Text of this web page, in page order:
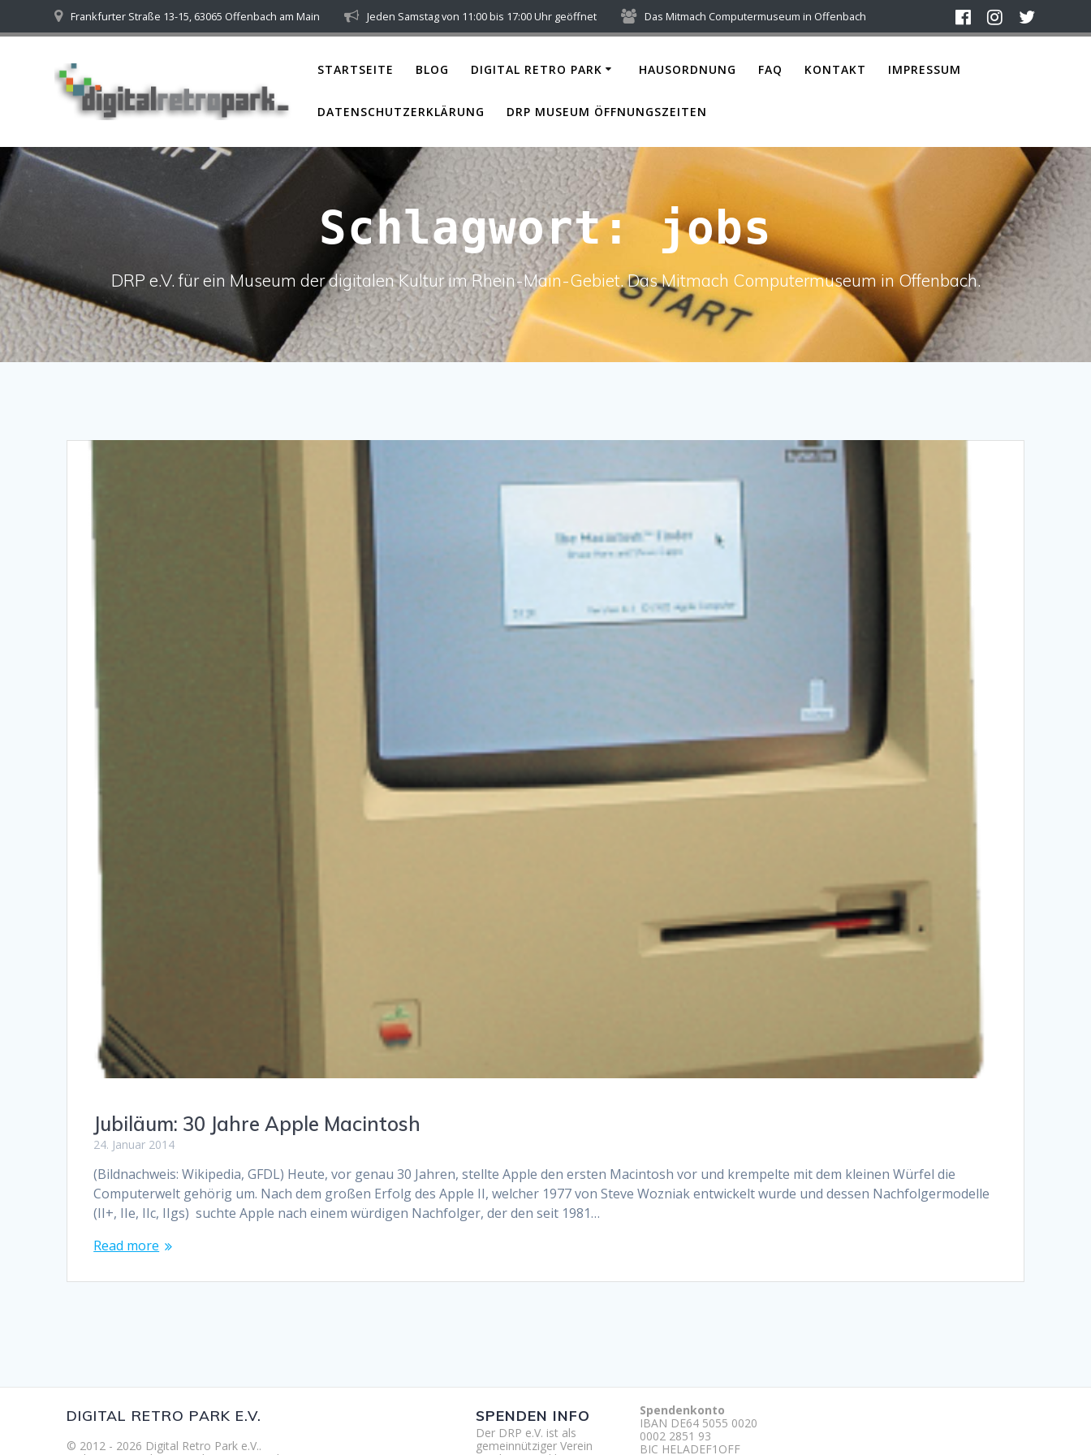
to
Frankfurter Straße 13-15, 63065 Offenbach am Main Jeden Samstag von 11:00 bis 17:00 Uhr geöffnet Das Mitmach Computermuseum in Offenbach
STARTSEITE BLOG DIGITAL RETRO PARK HAUSORDNUNG FAQ KONTAKT IMPRESSUM
DATENSCHUTZERKLÄRUNG DRP MUSEUM ÖFFNUNGSZEITEN
Schlagwort:jobs
DRP e.V. für ein Museum der digitalen Kultur im Rhein-Main-Gebiet. Das Mitmach Computermuseum in Offenbach.
Jubiläum: 30 Jahre Apple Macintosh
24. Januar 2014
(Bildnachweis: Wikipedia, GFDL) Heute, vor genau 30 Jahren, stellte Apple den ersten Macintosh vor und krempelte mit dem kleinen Würfel die
Computerwelt gehörig um. Nach dem großen Erfolg des Apple II, welcher 1977 von Steve Wozniak entwickelt wurde und dessen Nachfolgermodelle
(II+, IIe, IIc, IIgs) suchte Apple nach einem würdigen Nachfolger, der den seit 1981…
Read more
DIGITAL RETRO PARK E.V.
© 2012 - 2026 Digital Retro Park e.V..
SPENDEN INFO
Der DRP e.V. ist als
gemeinnütziger Verein
Spendenkonto
IBAN DE64 5055 0020
0002 2851 93
BIC HELADEF1OFF